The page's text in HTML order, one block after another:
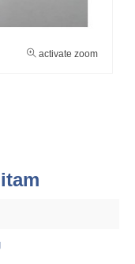
activate zoom